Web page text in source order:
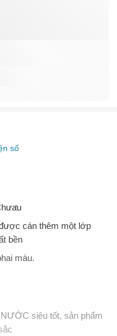
số
cán thêm một lớp
bền
màu.
siêu tốt, sản phẩm